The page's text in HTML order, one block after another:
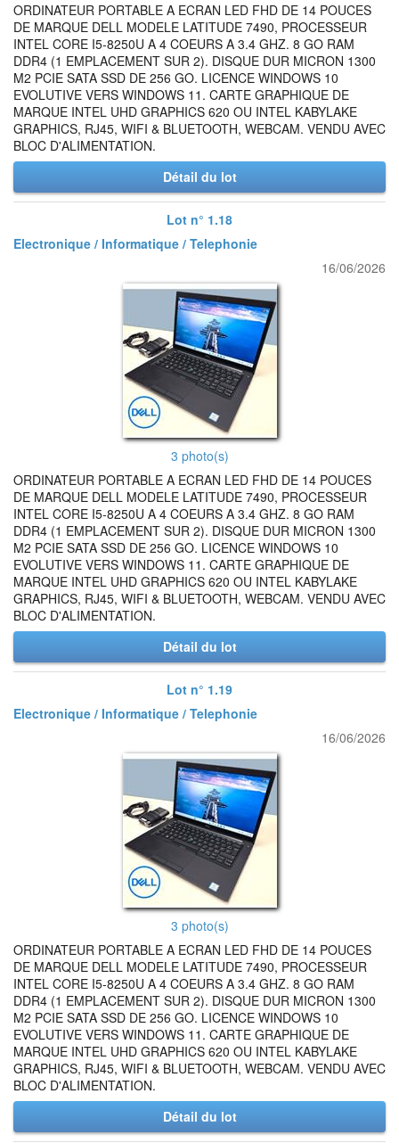
ORDINATEUR PORTABLE A ECRAN LED FHD DE 14 POUCES
DE MARQUE DELL MODELE LATITUDE 7490, PROCESSEUR
INTEL CORE I5-8250U A 4 COEURS A 3.4 GHZ. 8 GO RAM
DDR4 (1 EMPLACEMENT SUR 2). DISQUE DUR MICRON 1300
M2 PCIE SATA SSD DE 256 GO. LICENCE WINDOWS 10
EVOLUTIVE VERS WINDOWS 11. CARTE GRAPHIQUE DE
MARQUE INTEL UHD GRAPHICS 620 OU INTEL KABYLAKE
GRAPHICS, RJ45, WIFI & BLUETOOTH, WEBCAM. VENDU AVEC
BLOC D'ALIMENTATION.
Détail du lot
Lot n° 1.18
Electronique / Informatique / Telephonie
16/06/2026
3 photo(s)
ORDINATEUR PORTABLE A ECRAN LED FHD DE 14 POUCES
DE MARQUE DELL MODELE LATITUDE 7490, PROCESSEUR
INTEL CORE I5-8250U A 4 COEURS A 3.4 GHZ. 8 GO RAM
DDR4 (1 EMPLACEMENT SUR 2). DISQUE DUR MICRON 1300
M2 PCIE SATA SSD DE 256 GO. LICENCE WINDOWS 10
EVOLUTIVE VERS WINDOWS 11. CARTE GRAPHIQUE DE
MARQUE INTEL UHD GRAPHICS 620 OU INTEL KABYLAKE
GRAPHICS, RJ45, WIFI & BLUETOOTH, WEBCAM. VENDU AVEC
BLOC D'ALIMENTATION.
Détail du lot
Lot n° 1.19
Electronique / Informatique / Telephonie
16/06/2026
3 photo(s)
ORDINATEUR PORTABLE A ECRAN LED FHD DE 14 POUCES
DE MARQUE DELL MODELE LATITUDE 7490, PROCESSEUR
INTEL CORE I5-8250U A 4 COEURS A 3.4 GHZ. 8 GO RAM
DDR4 (1 EMPLACEMENT SUR 2). DISQUE DUR MICRON 1300
M2 PCIE SATA SSD DE 256 GO. LICENCE WINDOWS 10
EVOLUTIVE VERS WINDOWS 11. CARTE GRAPHIQUE DE
MARQUE INTEL UHD GRAPHICS 620 OU INTEL KABYLAKE
GRAPHICS, RJ45, WIFI & BLUETOOTH, WEBCAM. VENDU AVEC
BLOC D'ALIMENTATION.
Détail du lot